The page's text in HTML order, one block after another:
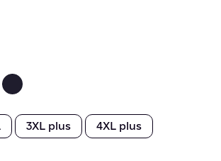
3XL plus 4XL plus